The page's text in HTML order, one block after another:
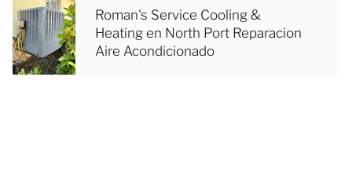
Roman's Service Cooling &
Heating en North Port Reparacion
Aire Acondicionado